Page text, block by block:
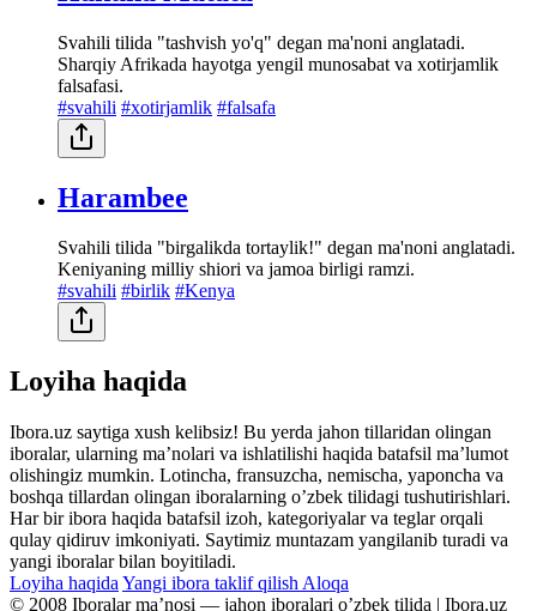
Svahili tilida "tashvish yo'q" degan ma'noni anglatadi.
Sharqiy Afrikada hayotga yengil munosabat va xotirjamlik
falsafasi.
#svahili #xotirjamlik #falsafa
Harambee
Svahili tilida "birgalikda tortaylik!" degan ma'noni anglatadi.
Keniyaning milliy shiori va jamoa birligi ramzi.
#svahili #birlik #Kenya
Loyiha haqida
Ibora.uz saytiga xush kelibsiz! Bu yerda jahon tillaridan olingan
iboralar, ularning maʼnolari va ishlatilishi haqida batafsil maʼlumot
olishingiz mumkin. Lotincha, fransuzcha, nemischa, yaponcha va
boshqa tillardan olingan iboralarning oʼzbek tilidagi tushutirishlari.
Har bir ibora haqida batafsil izoh, kategoriyalar va teglar orqali
qulay qidiruv imkoniyati. Saytimiz muntazam yangilanib turadi va
yangi iboralar bilan boyitiladi.
Loyiha haqida Yangi ibora taklif qilish Aloqa
© 2008 Iboralar maʼnosi — jahon iboralari oʼzbek tilida | Ibora.uz